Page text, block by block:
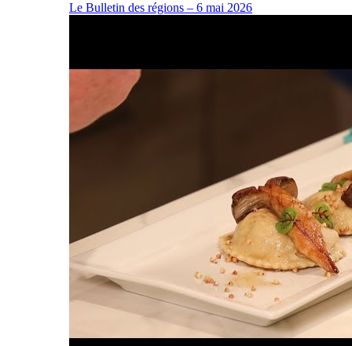
Le Bulletin des régions – 6 mai 2026